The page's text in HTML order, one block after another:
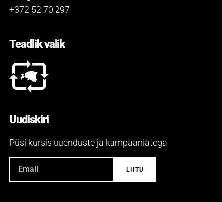
+372 52 70 297
Teadlik valik
Uudiskiri
Püsi kursis uuenduste ja kampaaniatega